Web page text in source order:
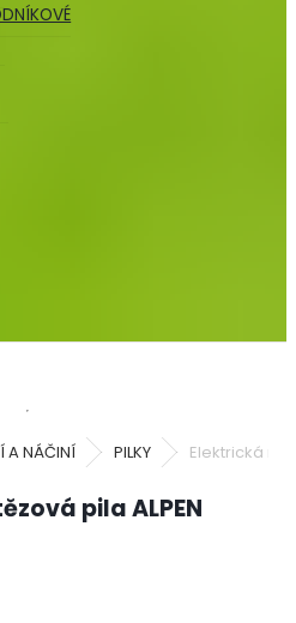
A NÁČINÍ PILKY Elektrická
pila ALPEN